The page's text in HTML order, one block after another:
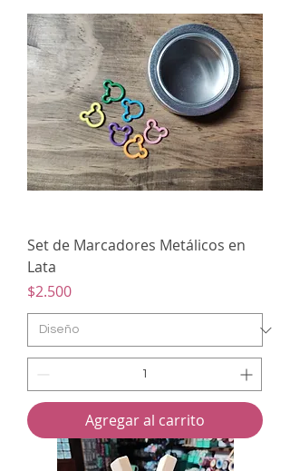
Set de Marcadores Metálicos en
Lata
Precio
$2.500
Agregar al carrito